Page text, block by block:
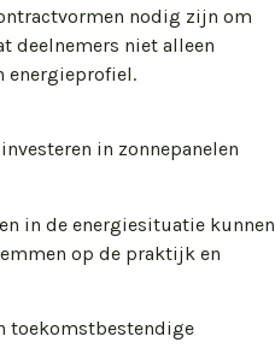
nodig zijn om
deelnemers niet alleen
energieprofiel.
in zonnepanelen
in de energiesituatie kunnen
op de praktijk en
toekomstbestendige